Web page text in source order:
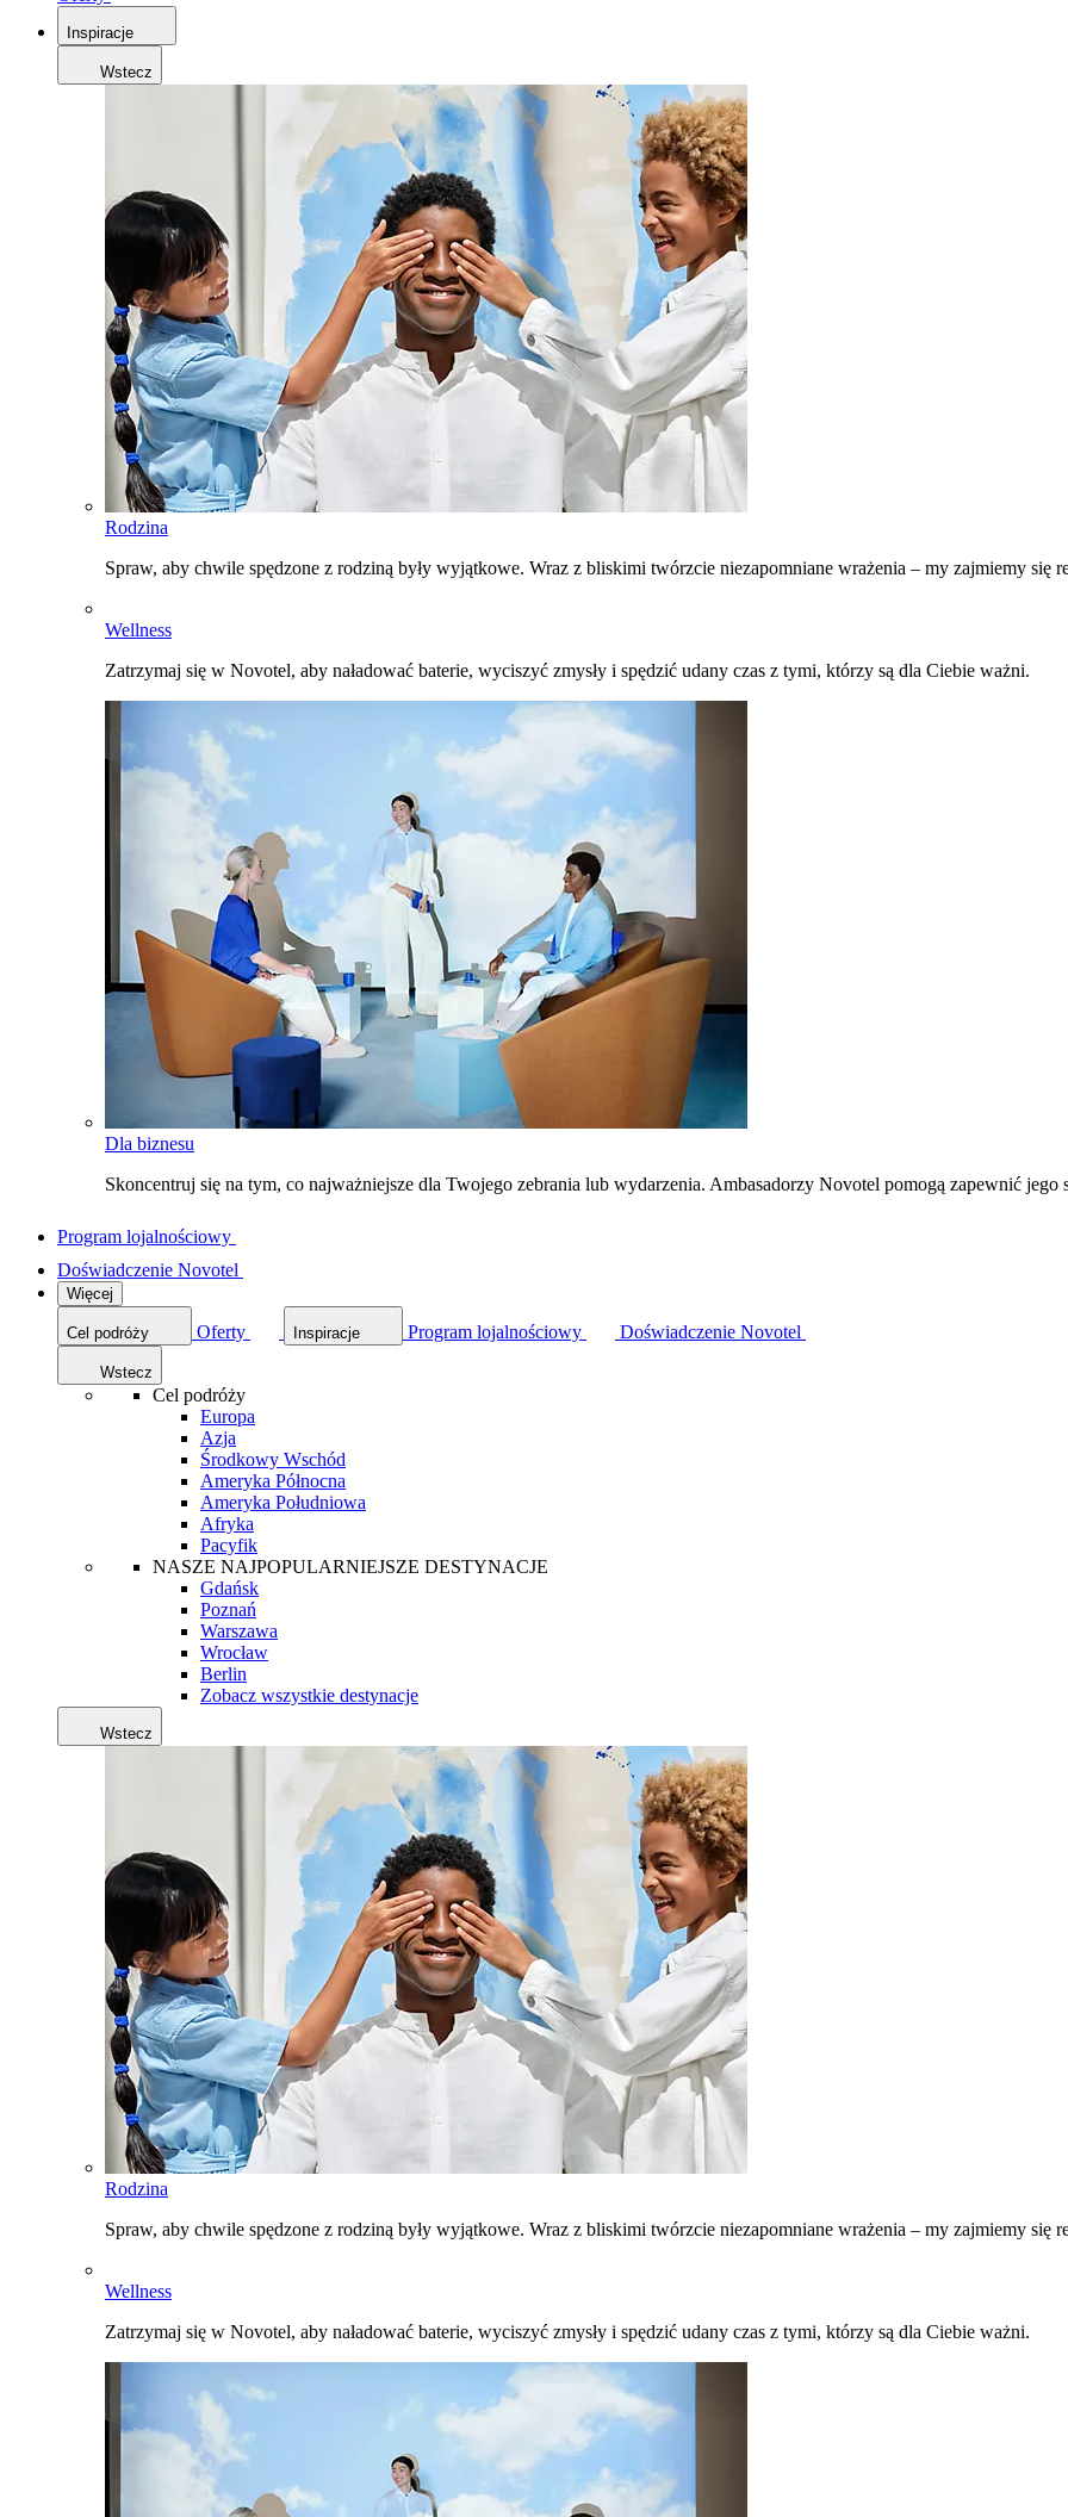
Inspiracje
Wstecz
Rodzina
Spraw, aby chwile spędzone z rodziną były wyjątkowe. Wraz z bliskimi twórzcie niezapomniane wrażenia – my zajmiemy się
Wellness
Zatrzymaj się w Novotel, aby naładować baterie, wyciszyć zmysły i spędzić udany czas z tymi, którzy są dla Ciebie ważni.
Dla biznesu
Skoncentruj się na tym, co najważniejsze dla Twojego zebrania lub wydarzenia. Ambasadorzy Novotel pomogą zapewnić jego
Program lojalnościowy
Doświadczenie Novotel
Więcej
Cel podróży Oferty Inspiracje Program lojalnościowy Doświadczenie Novotel
Wstecz
Cel podróży
Europa
Azja
Środkowy Wschód
Ameryka Północna
Ameryka Południowa
Afryka
Pacyfik
NASZE NAJPOPULARNIEJSZE DESTYNACJE
Gdańsk
Poznań
Warszawa
Wrocław
Berlin
Zobacz wszystkie destynacje
Wstecz
Rodzina
Spraw, aby chwile spędzone z rodziną były wyjątkowe. Wraz z bliskimi twórzcie niezapomniane wrażenia – my zajmiemy się
Wellness
Zatrzymaj się w Novotel, aby naładować baterie, wyciszyć zmysły i spędzić udany czas z tymi, którzy są dla Ciebie ważni.